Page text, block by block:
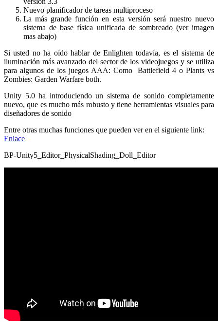
Nuevo planificador de tareas multiproceso
La más grande función en esta versión será nuestro nuevo
sistema de base física unificada de sombreado (ver imagen
mas abajo)
Si usted no ha oído hablar de Enlighten todavía, es el sistema de
iluminación más avanzado del sector de los videojuegos y se utiliza
para algunos de los juegos AAA: Como Battlefield 4 o Plants vs
Zombies: Garden Warfare both.
Unity 5.0 ha introduciendo un sistema de sonido completamente
nuevo, que es mucho más robusto y tiene herramientas visuales para
diseñadores de sonido
Entre otras muchas funciones que pueden ver en el siguiente link:
Enlace
BP-Unity5_Editor_PhysicalShading_Doll_Editor